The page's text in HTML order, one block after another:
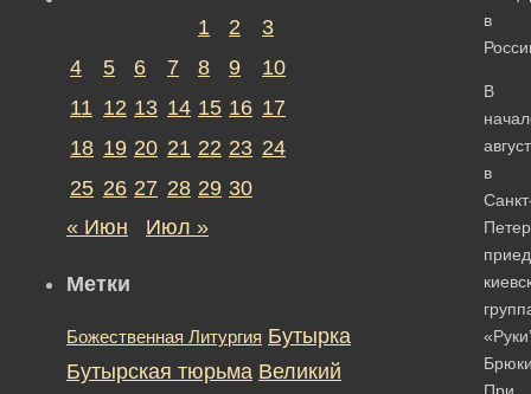
в
В
в
При
1 2
3
4
5 6 7 8 9
10
11 12 13 14 15 16 17
18 19 20 21 22 23 24
25 26 27 28 29 30
« Июн
Июл »
Метки
Божественная Литургия Бутырка
Бутырская тюрьма Великий